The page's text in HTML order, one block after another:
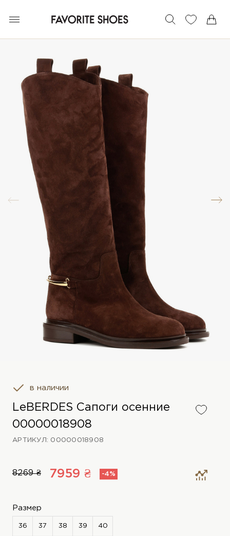
в наличии
LeBERDES Сапоги осенние
00000018908
АРТИКУЛ: 00000018908
8269 ₴ 7959 ₴ -4%
Размер